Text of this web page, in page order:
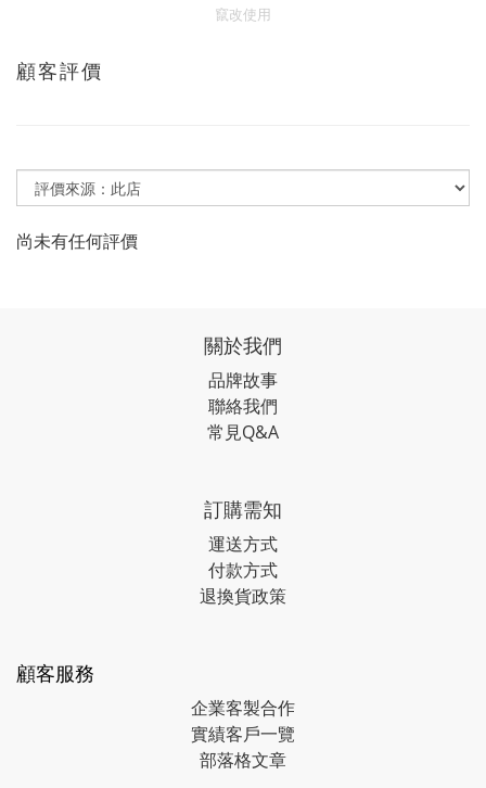
竄改使用
顧客評價
尚未有任何評價
關於我們
品牌故事
聯絡我們
常見Q&A
訂購需知
運送方式
付款方式
退換貨政策
顧客服務
企業客製合作
實績客戶一覽
部落格文章